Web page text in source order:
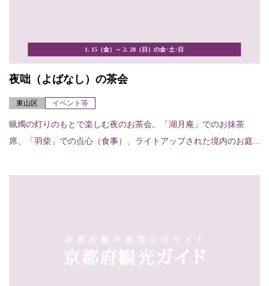
1. 15（金）～ 2. 28（日）の金･土･日
夜咄（よばなし）の茶会
東山区 イベント等
蝋燭の灯りのもとで楽しむ夜のお茶会。「湖月庵」でのお抹茶
席、「羽柴」での点心（食事）、ライトアップされた境内のお庭...